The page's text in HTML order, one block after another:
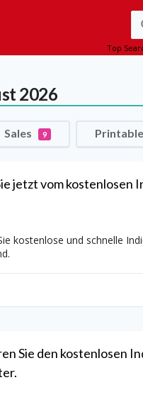
Top
2026
Sales 9 Printable
jetzt vom kostenlosen
kostenlose und schnelle
Sie den kostenlosen